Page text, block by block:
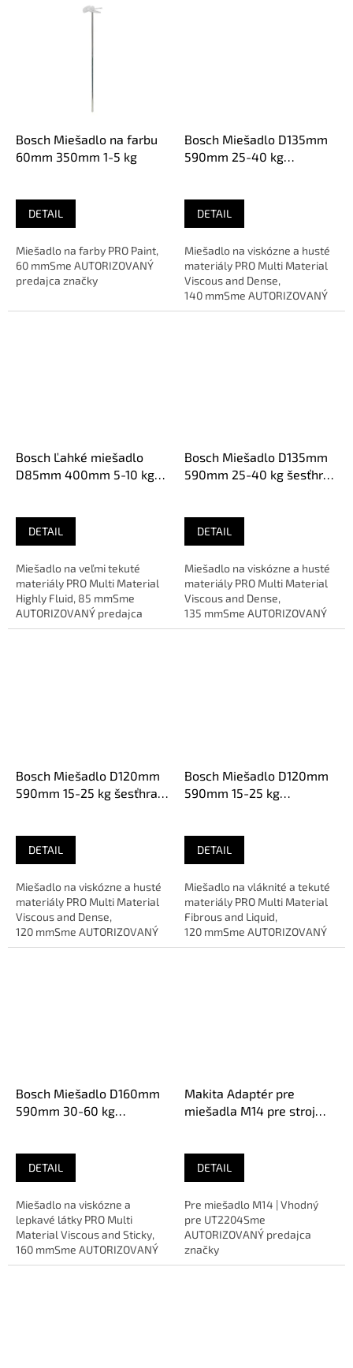
Bosch Miešadlo na farbu
60mm 350mm 1-5 kg
DETAIL
Miešadlo na farby PRO Paint,
60 mmSme AUTORIZOVANÝ
predajca značky
Bosch Miešadlo D135mm
590mm 25-40 kg
DETAIL
Miešadlo na viskózne a husté
materiály PRO Multi Material
Viscous and Dense,
140 mmSme AUTORIZOVANÝ
predajca značky
Bosch Ľahké miešadlo
D85mm 400mm 5-10 kg
DETAIL
Miešadlo na veľmi tekuté
materiály PRO Multi Material
Highly Fluid, 85 mmSme
AUTORIZOVANÝ predajca
značky
Bosch Miešadlo D135mm
590mm 25-40 kg šesťhran
DETAIL
Miešadlo na viskózne a husté
materiály PRO Multi Material
Viscous and Dense,
135 mmSme AUTORIZOVANÝ
predajca značky
Bosch Miešadlo D120mm
590mm 15-25 kg šesťhran
DETAIL
Miešadlo na viskózne a husté
materiály PRO Multi Material
Viscous and Dense,
120 mmSme AUTORIZOVANÝ
predajca značky
Bosch Miešadlo D120mm
590mm 15-25 kg
DETAIL
Miešadlo na vláknité a tekuté
materiály PRO Multi Material
Fibrous and Liquid,
120 mmSme AUTORIZOVANÝ
predajca značky
Bosch Miešadlo D160mm
590mm 30-60 kg
DETAIL
Miešadlo na viskózne a
lepkavé látky PRO Multi
Material Viscous and Sticky,
160 mmSme AUTORIZOVANÝ
predajca značky
Makita Adaptér pre
miešadla M14 pre stroj
DETAIL
Pre miešadlo M14 | Vhodný
pre UT2204Sme
AUTORIZOVANÝ predajca
značky